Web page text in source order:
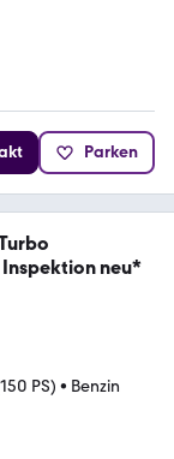
Parken
neu*
PS) • Benzin